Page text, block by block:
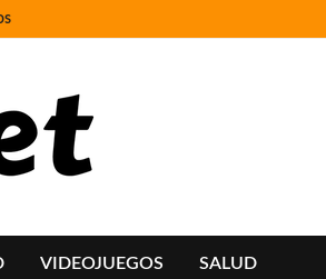
VIDEOJUEGOS SALUD